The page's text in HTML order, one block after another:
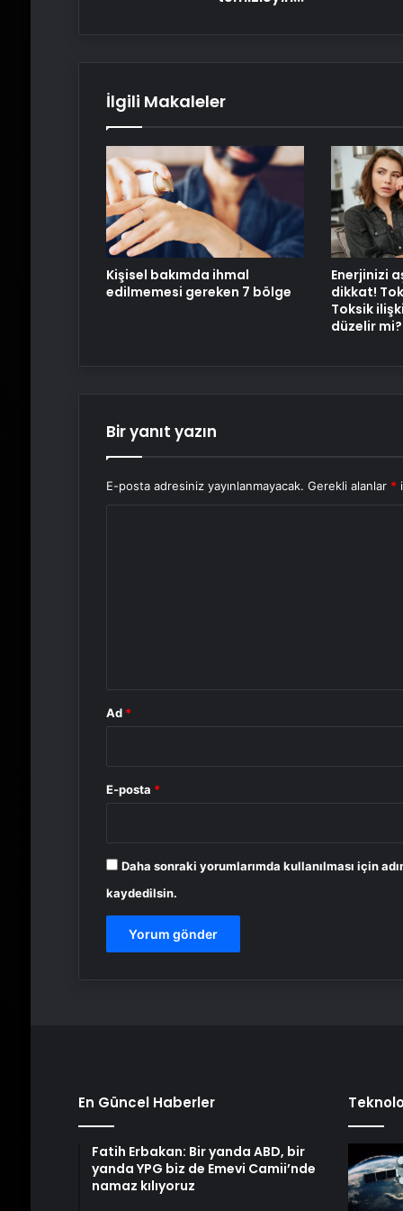
İlgili Makaleler
Kişisel bakımda ihmal
edilmemesi gereken 7 bölge
Enerjinizi
dikkat!
Toksik
düzelir mi?
Bir yanıt yazın
E-posta adresiniz yayınlanmayacak. Gerekli alanlar *
Ad *
E-posta *
Daha sonraki yorumlarımda kullanılması için
kaydedilsin.
En Güncel Haberler
Fatih Erbakan: Bir yanda ABD, bir
yanda YPG biz de Emevi Camii’nde
namaz kılıyoruz